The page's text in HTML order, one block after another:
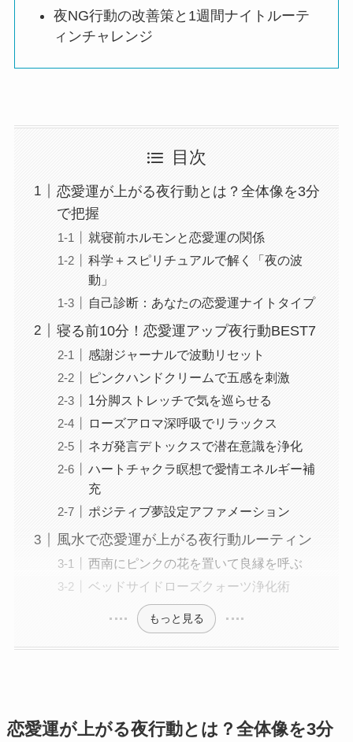
夜NG行動の改善策と1週間ナイトルーテ
ィンチャレンジ
目次
恋愛運が上がる夜行動とは？全体像を3分
で把握
就寝前ホルモンと恋愛運の関係
科学＋スピリチュアルで解く「夜の波
動」
自己診断：あなたの恋愛運ナイトタイプ
寝る前10分！恋愛運アップ夜行動BEST7
感謝ジャーナルで波動リセット
ピンクハンドクリームで五感を刺激
1分脚ストレッチで気を巡らせる
ローズアロマ深呼吸でリラックス
ネガ発言デトックスで潜在意識を浄化
ハートチャクラ瞑想で愛情エネルギー補
充
ポジティブ夢設定アファメーション
風水で恋愛運が上がる夜行動ルーティン
西南にピンクの花を置いて良縁を呼ぶ
ベッドサイドローズクォーツ浄化術
もっと見る
恋愛運が上がる夜行動とは？全体像を3分